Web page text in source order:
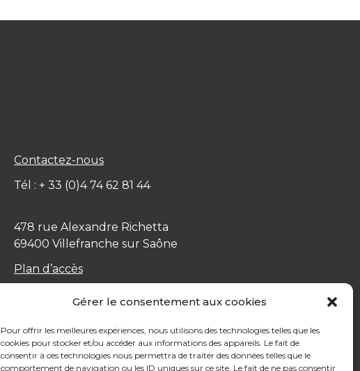
Gérer le consentement aux cookies
Pour offrir les meilleures expériences, nous utilisons des technologies telles que les
cookies pour stocker et/ou accéder aux informations des appareils. Le fait de
consentir à ces technologies nous permettra de traiter des données telles que le
comportement de navigation ou les ID uniques sur ce site. Le fait de ne pas consentir
Contactez-nous
Tél : + 33 (0)4 74 62 81 44
478 rue Alexandre Richetta
69400 Villefranche sur Saône
Plan d’accès